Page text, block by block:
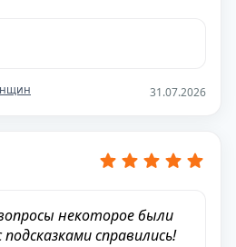
31.07.2026
некоторое были
справились!